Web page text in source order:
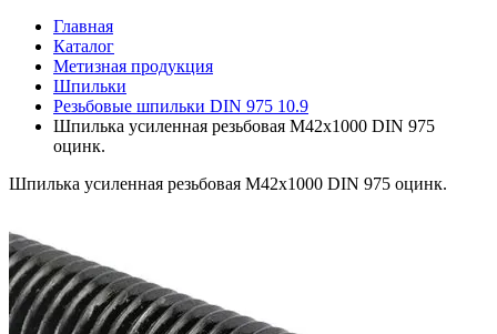
Главная
Каталог
Метизная продукция
Шпильки
Резьбовые шпильки DIN 975 10.9
Шпилька усиленная резьбовая M42x1000 DIN 975
оцинк.
Шпилька усиленная резьбовая M42x1000 DIN 975 оцинк.